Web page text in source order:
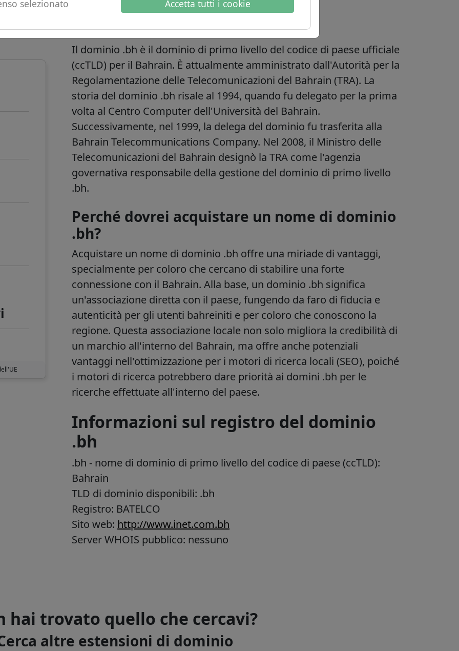
selezionato Accetta tutti i cookie
.bh informazioni sul dominio
Il dominio .bh è il dominio di primo livello del codice di paese ufficiale
(ccTLD) per il Bahrain. È attualmente amministrato dall'Autorità per la
Regolamentazione delle Telecomunicazioni del Bahrain (TRA). La
storia del dominio .bh risale al 1994, quando fu delegato per la prima
volta al Centro Computer dell'Università del Bahrain.
Successivamente, nel 1999, la delega del dominio fu trasferita alla
Bahrain Telecommunications Company. Nel 2008, il Ministro delle
Telecomunicazioni del Bahrain designò la TRA come l'agenzia
governativa responsabile della gestione del dominio di primo livello
.bh.
Perché dovrei acquistare un nome di dominio
.bh?
Acquistare un nome di dominio .bh offre una miriade di vantaggi,
specialmente per coloro che cercano di stabilire una forte
connessione con il Bahrain. Alla base, un dominio .bh significa
un'associazione diretta con il paese, fungendo da faro di fiducia e
autenticità per gli utenti bahreiniti e per coloro che conoscono la
regione. Questa associazione locale non solo migliora la credibilità di
un marchio all'interno del Bahrain, ma offre anche potenziali
vantaggi nell'ottimizzazione per i motori di ricerca locali (SEO), poiché
i motori di ricerca potrebbero dare priorità ai domini .bh per le
ricerche effettuate all'interno del paese.
Informazioni sul registro del dominio
.bh
.bh - nome di dominio di primo livello del codice di paese (ccTLD):
Bahrain
TLD di dominio disponibili: .bh
Registro: BATELCO
Sito web: http://www.inet.com.bh
Server WHOIS pubblico: nessuno
hai trovato quello che cercavi?
altre estensioni di dominio